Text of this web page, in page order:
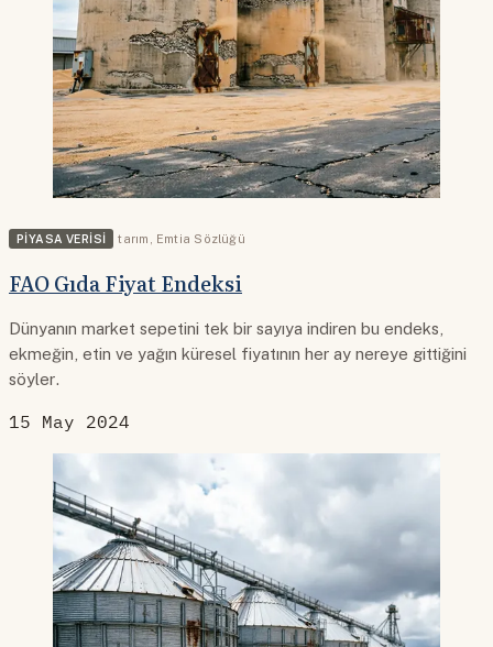
PIYASA VERISI tarım Emtia Sözlüğü
FAO Gıda Fiyat Endeksi
Dünyanın market sepetini tek bir sayıya indiren bu endeks,
ekmeğin, etin ve yağın küresel fiyatının her ay nereye gittiğini
söyler.
15 May 2024